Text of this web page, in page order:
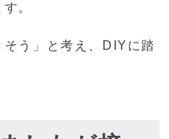
。
そう」と考え、DIYに踏